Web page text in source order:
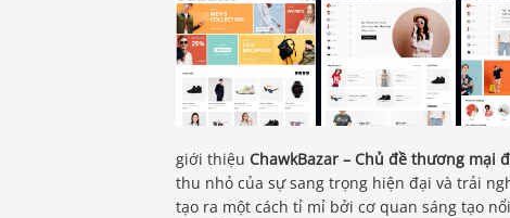
giới thiệu ChawkBazar – Chủ đề thương mại
thu nhỏ của sự sang trọng hiện đại và trải
tạo ra một cách tỉ mỉ bởi cơ quan sáng tạo